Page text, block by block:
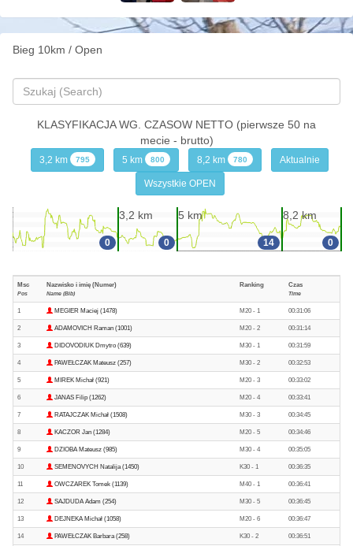
Bieg 10km / Open
KLASYFIKACJA WG. CZASOW NETTO (pierwsze 50 na
mecie - brutto)
3,2 km 795 5 km 800 8,2 km 780 Aktualnie
Wszystkie OPEN
0
3,2 km
0
5 km
14
8,2 km
0
Msc
Pos
Nazwisko i imię (Numer)
Name (Bib)
Ranking Czas
Time
1 MEGIER Maciej (1478) M20 - 1 00:31:06
2 ADAMOVICH Raman (1001) M20 - 2 00:31:14
3 DIDOVODIUK Dmytro (639) M30 - 1 00:31:59
4 PAWEŁCZAK Mateusz (257) M30 - 2 00:32:53
5 MIREK Michał (921) M20 - 3 00:33:02
6 JANAS Filip (1262) M20 - 4 00:33:41
7 RATAJCZAK Michał (1508) M30 - 3 00:34:45
8 KACZOR Jan (1284) M20 - 5 00:34:46
9 DZIOBA Mateusz (985) M30 - 4 00:35:05
10 SEMENOVYCH Natalija (1450) K30 - 1 00:36:35
11 OWCZAREK Tomek (1139) M40 - 1 00:36:41
12 SAJDUDA Adam (254) M30 - 5 00:36:45
13 DEJNEKA Michał (1058) M20 - 6 00:36:47
14 PAWEŁCZAK Barbara (258) K30 - 2 00:36:51